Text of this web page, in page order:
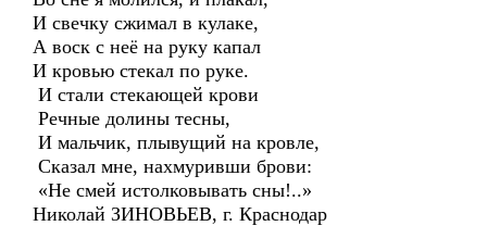
И свечку сжимал в кулаке,
А воск с неё на руку капал
И кровью стекал по руке.
И стали стекающей крови
Речные долины тесны,
И мальчик, плывущий на кровле,
Сказал мне, нахмуривши брови:
«Не смей истолковывать сны!..»
Николай ЗИНОВЬЕВ, г. Краснодар